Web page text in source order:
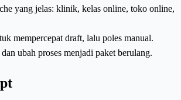
yang jelas: klinik, kelas online, toko online,
mempercepat draft, lalu poles manual.
ubah proses menjadi paket berulang.